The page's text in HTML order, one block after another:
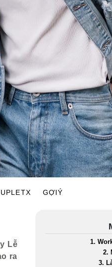
GỢIÝ
Lễ
ra
1.
2.
3.